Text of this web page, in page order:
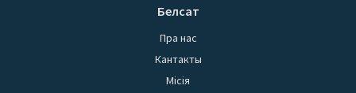
Белсат
Пра нас
Кантакты
Місія